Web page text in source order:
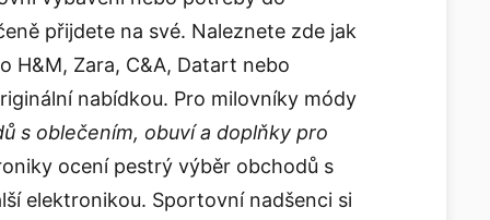
přijdete na své. Naleznete zde jak
H&M, Zara, C&A, Datart nebo
nabídkou. Pro milovníky módy
s oblečením, obuví a doplňky pro
ocení pestrý výběr obchodů s
elektronikou. Sportovní nadšenci si